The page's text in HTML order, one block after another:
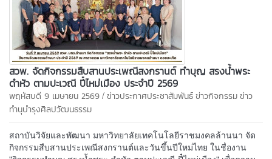
สวพ. จัดกิจกรรมสืบสานประเพณีสงกรานต์ ทำบุญ สรงน้ำพระ
ดำหัว ตามปะเวณี ปี๋ไหม่เมือง ประจำปี 2569
พฤหัสบดี 9 เมษายน 2569 / ข่าวประกาศประชาสัมพันธ์ข่าวกิจกรรมข่าว
ทำนุบำรุงศิลปวัฒนธรรม
สถาบันวิจัยและพัฒนา มหาวิทยาลัยเทคโนโลยีราชมงคลล้านนา จัด
กิจกรรมสืบสานประเพณีสงกรานต์และวันขึ้นปีใหม่ไทย ในชื่องาน